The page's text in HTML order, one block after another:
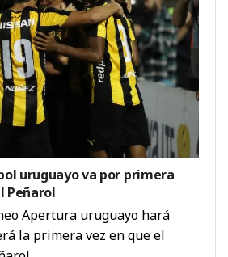
uruguayo va por primera
Peñarol
Apertura uruguayo hará
la primera vez en que el